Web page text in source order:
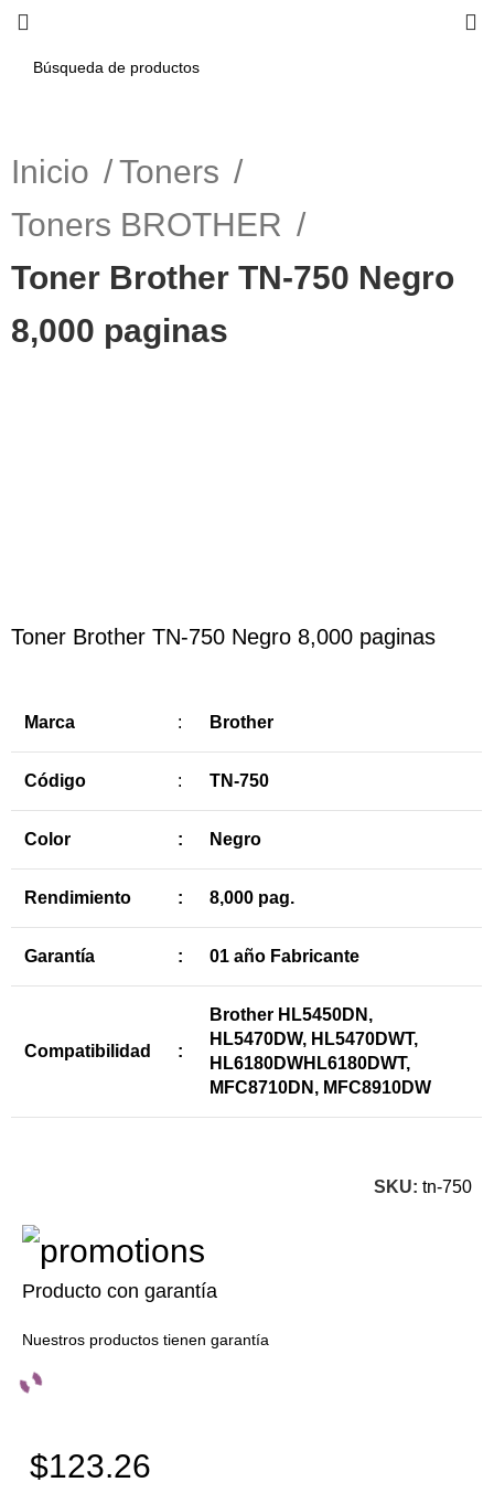
Inicio
Toners
Toners BROTHER
Toner Brother TN-750 Negro
8,000 paginas
Toner Brother TN-750 Negro 8,000 paginas
Marca : Brother
Código : TN-750
Color : Negro
Rendimiento : 8,000 pag.
Garantía : 01 año Fabricante
Compatibilidad :
Brother HL5450DN,
HL5470DW, HL5470DWT,
HL6180DWHL6180DWT,
MFC8710DN, MFC8910DW
SKU: tn-750
Producto con garantía
Nuestros productos tienen garantía
$123.26